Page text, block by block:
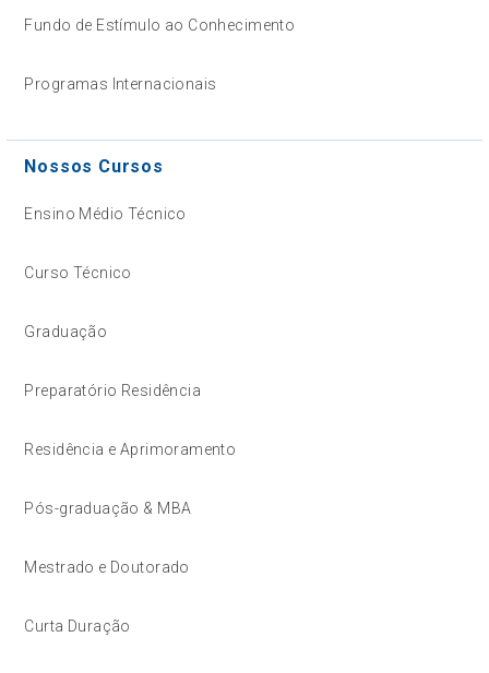
Fundo de Estímulo ao Conhecimento
Programas Internacionais
Nossos Cursos
Ensino Médio Técnico
Curso Técnico
Graduação
Preparatório Residência
Residência e Aprimoramento
Pós-graduação & MBA
Mestrado e Doutorado
Curta Duração